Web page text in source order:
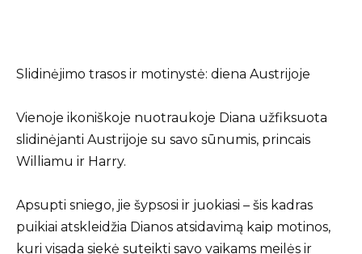
Slidinėjimo trasos ir motinystė: diena Austrijoje
Vienoje ikoniškoje nuotraukoje Diana užfiksuota
slidinėjanti Austrijoje su savo sūnumis, princais
Williamu ir Harry.
Apsupti sniego, jie šypsosi ir juokiasi – šis kadras
puikiai atskleidžia Dianos atsidavimą kaip motinos,
kuri visada siekė suteikti savo vaikams meilės ir